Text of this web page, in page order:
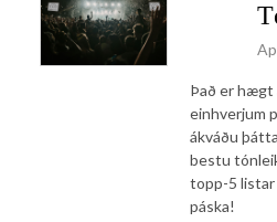
Það er hægt
einhverjum
ákváðu
bestu
topp-5 listar
páska!